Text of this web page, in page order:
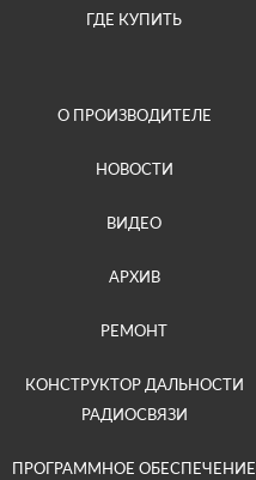
ГДЕ КУПИТЬ
О ПРОИЗВОДИТЕЛЕ
НОВОСТИ
ВИДЕО
АРХИВ
РЕМОНТ
КОНСТРУКТОР ДАЛЬНОСТИ
РАДИОСВЯЗИ
ПРОГРАММНОЕ ОБЕСПЕЧЕНИЕ